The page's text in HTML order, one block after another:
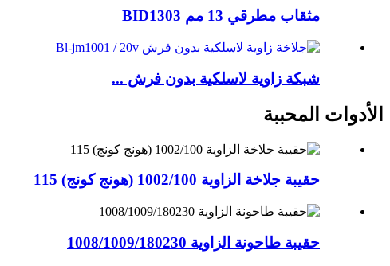
مثقاب مطرقي 13 مم BID1303
شبكة زاوية لاسلكية بدون فرش ...
الأدوات المحببة
حقيبة جلاخة الزاوية 1002/100 (هونج كونج) 115
حقيبة طاحونة الزاوية 1008/1009/180230